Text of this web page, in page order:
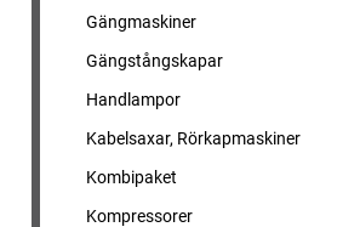
Gängmaskiner
Gängstångskapar
Handlampor
Kabelsaxar, Rörkapmaskiner
Kombipaket
Kompressorer